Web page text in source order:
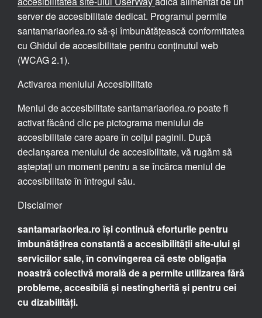
server de accesibilitate dedicat. Programul permite
santamariaorlea.ro să-și îmbunătățească conformitatea
cu Ghidul de accesibilitate pentru conținutul web
(WCAG 2.1).
Activarea meniului Accesibilitate
Meniul de accesibilitate santamariaorlea.ro poate fi
activat făcând clic pe pictograma meniului de
accesibilitate care apare în colțul paginii. După
declanșarea meniului de accesibilitate, vă rugăm să
așteptați un moment pentru a se încărca meniul de
accesibilitate în întregul său.
Disclaimer
santamariaorlea.ro își continuă eforturile pentru
îmbunătățirea constantă a accesibilității site-ului și
serviciilor sale, în convingerea că este obligația
noastră colectivă morală de a permite utilizarea fără
probleme, accesibilă și nestingherită și pentru cei
cu dizabilități.